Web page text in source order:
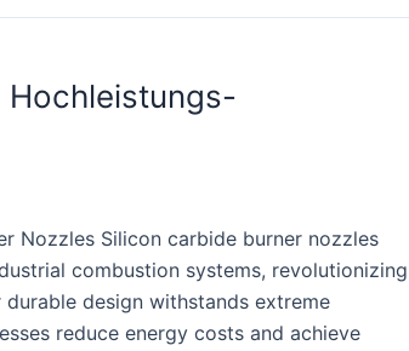
Hochleistungs-
Nozzles Silicon carbide burner nozzles
combustion systems, revolutionizing
design withstands extreme
reduce energy costs and achieve